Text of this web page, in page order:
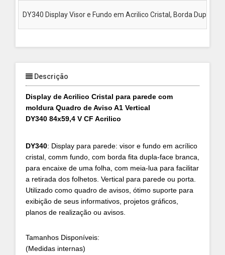
DY340 Display Visor e Fundo em Acrilico Cristal, Borda Dupla
Descrição
Display de Acrilico Cristal para parede com
moldura Quadro de Aviso A1 Vertical
DY340 84x59,4 V CF Acrilico
DY340: Display para parede: visor e fundo em acrílico
cristal, comm fundo, com borda fita dupla-face branca,
para encaixe de uma folha, com meia-lua para facilitar
a retirada dos folhetos. Vertical para parede ou porta.
Utilizado como quadro de avisos, ótimo suporte para
exibição de seus informativos, projetos gráficos,
planos de realização ou avisos.
Tamanhos Disponíveis:
(Medidas internas)